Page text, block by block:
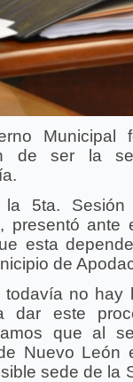
Municipal
de ser la
la 5ta.
presentó
esta
de
todavía no hay
este
que al
Nuevo León
sede de la